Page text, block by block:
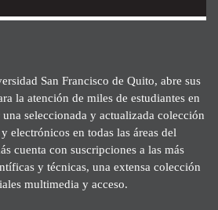
San Francisco de Quito, abre sus
la atención de miles de estudiantes en
seleccionada y actualizada colección
electrónicos en todas las áreas del
cuenta con suscripciones a las más
y técnicas, una extensa colección
multimedia y acceso.